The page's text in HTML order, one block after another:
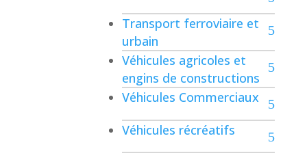
Transport ferroviaire et
urbain
Véhicules agricoles et
engins de constructions
Véhicules Commerciaux
Véhicules récréatifs